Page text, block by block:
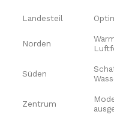
Landesteil
Norden
Süden
Zentrum